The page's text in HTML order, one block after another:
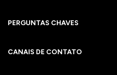
PERGUNTAS CHAVES​
CANAIS DE CONTATO